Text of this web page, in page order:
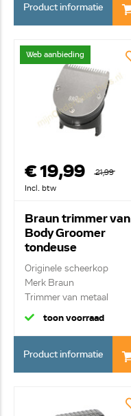
Product informatie
Web aanbieding
€ 19,99
21,99
Incl. btw
Braun trimmer van
Body Groomer
tondeuse
81695620
Originele scheerkop
Merk Braun
Trimmer van metaal
toon voorraad
Product informatie